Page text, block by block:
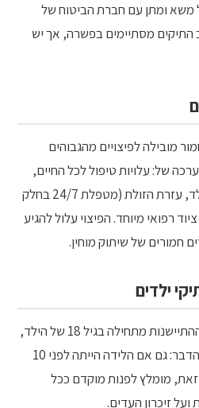
ומתן עם חברת הביטוח של
התיקים מסתיימים בפשרה, אך יש
מובילה לפיצויים מהגבוהים
של: עלויות טיפול לכל החיים,
אובדן כושר השתכרות של הילד, עזרת הזולת (מטפלת 24/7 בחלק
רפואי מיוחד. הפיצוי עלול להגיע
חמורים של שיתוק מוחין.
ילדים
בתביעות בשם קטין, תקופת ההתיישנות מתחילה בגיל 18 של הילד,
ונמשכת עד גיל 25. משמעות הדבר: גם אם הלידה הייתה לפני 10
מומלץ לפנות מוקדם ככל
זיכרון העדים.